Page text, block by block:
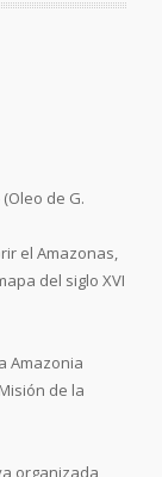
de G.
el Amazonas,
del siglo XVI
Amazonia
de la
organizada